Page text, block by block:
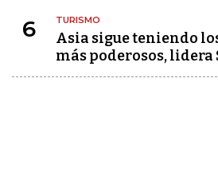
6 TURISMO
Asia sigue teniendo
más poderosos,